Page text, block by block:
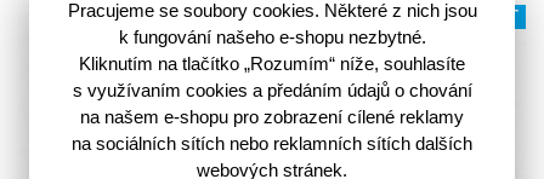
VÍCE VARIANT
Pracujeme se soubory cookies. Některé z nich jsou
k fungování našeho e-shopu nezbytné.
Kliknutím na tlačítko „Rozumím“ níže, souhlasíte
s využívaním cookies a předáním údajů o chování
na našem e-shopu pro zobrazení cílené reklamy
na sociálních sítích nebo reklamních sítích dalších
webových stránek.